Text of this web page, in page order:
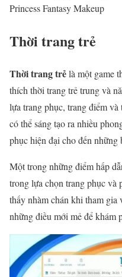
Princess Fantasy Makeup
Thời trang trẻ
Thời trang trẻlà một game
thích thời trang trẻ trung và
lựa trang phục, trang điểm
có thể sáng tạo ra nhiều
phục hiện đại cho đến những
Một trong những điểm hấp
trong lựa chọn trang phục và
thấy nhàm chán khi tham gia
những điều mới mẻ để khám